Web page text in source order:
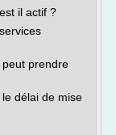
il actif ?
prendre
délai de mise